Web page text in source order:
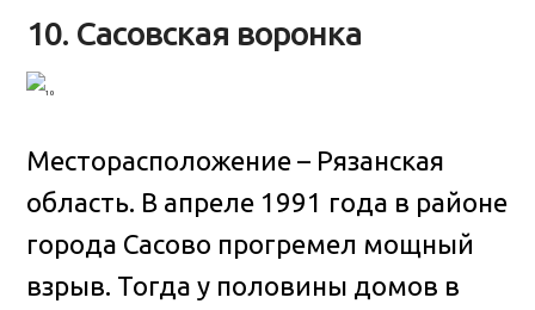
10. Сасовская воронка
Месторасположение – Рязанская
область. В апреле 1991 года в районе
города Сасово прогремел мощный
взрыв. Тогда у половины домов в